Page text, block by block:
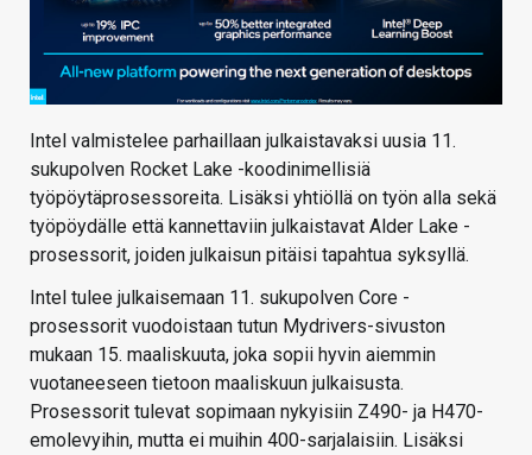
Intel valmistelee parhaillaan julkaistavaksi uusia 11.
sukupolven Rocket Lake -koodinimellisiä
työpöytäprosessoreita. Lisäksi yhtiöllä on työn alla sekä
työpöydälle että kannettaviin julkaistavat Alder Lake -
prosessorit, joiden julkaisun pitäisi tapahtua syksyllä.
Intel tulee julkaisemaan 11. sukupolven Core -
prosessorit vuodoistaan tutun Mydrivers-sivuston
mukaan 15. maaliskuuta, joka sopii hyvin aiemmin
vuotaneeseen tietoon maaliskuun julkaisusta.
Prosessorit tulevat sopimaan nykyisiin Z490- ja H470-
emolevyihin, mutta ei muihin 400-sarjalaisiin. Lisäksi